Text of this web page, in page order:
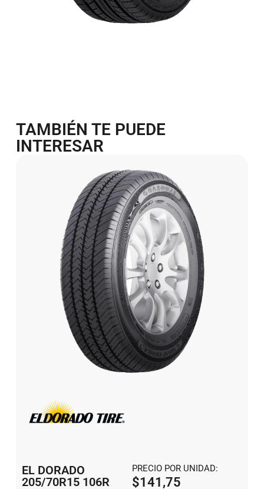
TAMBIÉN TE PUEDE
INTERESAR
EL DORADO
205/70R15 106R
PRECIO POR UNIDAD:
$141,75